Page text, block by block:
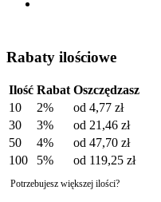
Rabaty ilościowe
Ilość Rabat Oszczędzasz
10
2% od 4,77 zł
30
3% od 21,46 zł
50
4% od 47,70 zł
100
5% od 119,25 zł
Potrzebujesz większej ilości?